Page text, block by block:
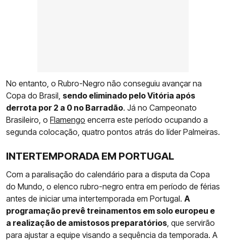
No entanto, o Rubro-Negro não conseguiu avançar na
Copa do Brasil, sendo eliminado pelo Vitória após
derrota por 2 a 0 no Barradão. Já no Campeonato
Brasileiro, o Flamengo encerra este período ocupando a
segunda colocação, quatro pontos atrás do líder Palmeiras.
INTERTEMPORADA EM PORTUGAL
Com a paralisação do calendário para a disputa da Copa
do Mundo, o elenco rubro-negro entra em período de férias
antes de iniciar uma intertemporada em Portugal. A
programação prevê treinamentos em solo europeu e
a realização de amistosos preparatórios , que servirão
para ajustar a equipe visando a sequência da temporada. A